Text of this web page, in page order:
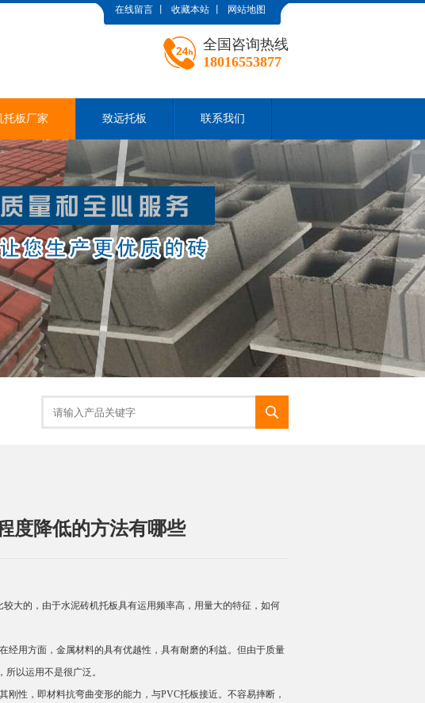
在线留言 收藏本站 网站地图
全国咨询热线
18016553877
托板厂家 致远托板 联系我们
度降低的方法有哪些
的，由于水泥砖机托板具有运用频率高，用量大的特征，如何
用方面，金属材料的具有优越性，具有耐磨的利益。但由于质量
以运用不是很广泛。
性，即材料抗弯曲变形的能力，与PVC托板接近。不容易摔断，